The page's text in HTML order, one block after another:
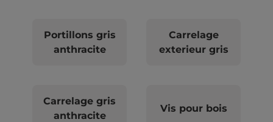
Portillons gris
anthracite
Carrelage
exterieur gris
Carrelage gris
anthracite
Vis pour bois